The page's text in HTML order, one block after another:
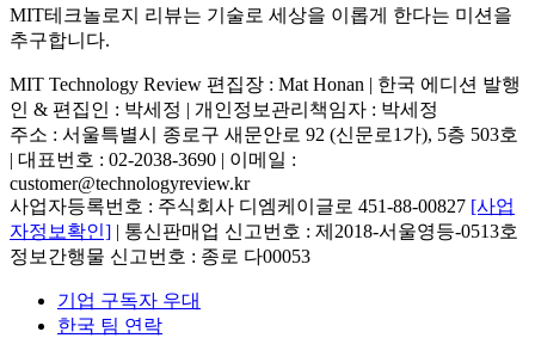
MIT테크놀로지 리뷰는 기술로 세상을 이롭게 한다는 미션을
추구합니다.
MIT Technology Review 편집장 : Mat Honan | 한국 에디션 발행
인 & 편집인 : 박세정 | 개인정보관리책임자 : 박세정
주소 : 서울특별시 종로구 새문안로 92 (신문로1가), 5층 503호
| 대표번호 : 02-2038-3690 | 이메일 :
customer@technologyreview.kr
사업자등록번호 : 주식회사 디엠케이글로 451-88-00827 [사업
자정보확인] | 통신판매업 신고번호 : 제2018-서울영등-0513호
정보간행물 신고번호 : 종로 다00053
기업 구독자 우대
한국 팀 연락